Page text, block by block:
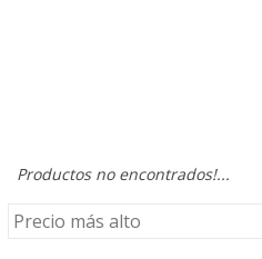
Productos no encontrados!...